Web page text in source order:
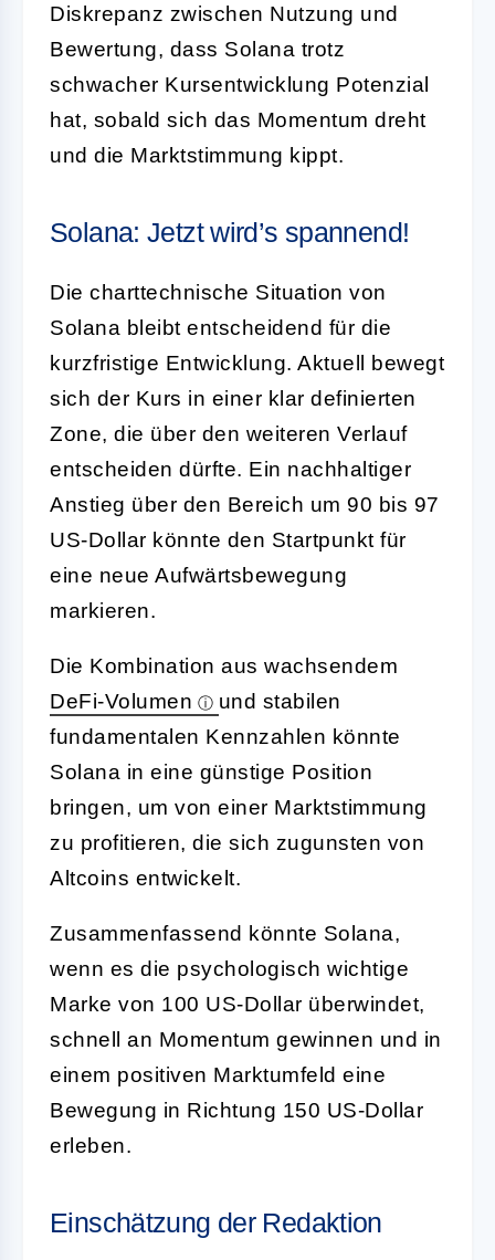
Diskrepanz zwischen Nutzung und
Bewertung, dass Solana trotz
schwacher Kursentwicklung Potenzial
hat, sobald sich das Momentum dreht
und die Marktstimmung kippt.
Solana: Jetzt wird’s spannend!
Die charttechnische Situation von
Solana bleibt entscheidend für die
kurzfristige Entwicklung. Aktuell bewegt
sich der Kurs in einer klar definierten
Zone, die über den weiteren Verlauf
entscheiden dürfte. Ein nachhaltiger
Anstieg über den Bereich um 90 bis 97
US-Dollar könnte den Startpunkt für
eine neue Aufwärtsbewegung
markieren.
Die Kombination aus wachsendem
DeFi-Volumen
und stabilen
fundamentalen Kennzahlen könnte
Solana in eine günstige Position
bringen, um von einer Marktstimmung
zu profitieren, die sich zugunsten von
Altcoins entwickelt.
Zusammenfassend könnte Solana,
wenn es die psychologisch wichtige
Marke von 100 US-Dollar überwindet,
schnell an Momentum gewinnen und in
einem positiven Marktumfeld eine
Bewegung in Richtung 150 US-Dollar
erleben.
Einschätzung der Redaktion